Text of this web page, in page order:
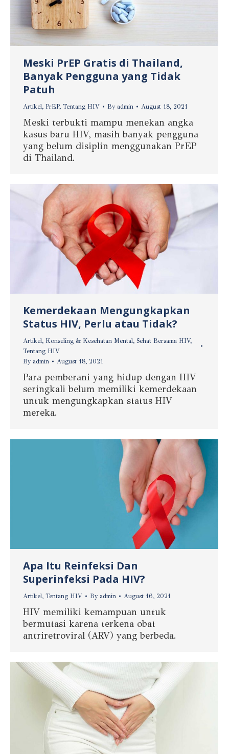
Meski PrEP Gratis di Thailand,
Banyak Pengguna yang Tidak
Patuh
Artikel, PrEP, Tentang HIV By admin August 18, 2021
Meski terbukti mampu menekan angka
kasus baru HIV, masih banyak pengguna
yang belum disiplin menggunakan PrEP
di Thailand.
Kemerdekaan Mengungkapkan
Status HIV, Perlu atau Tidak?
Artikel, Konseling & Kesehatan Mental, Sehat Bersama HIV,
Tentang HIV
By admin August 18, 2021
Para pemberani yang hidup dengan HIV
seringkali belum memiliki kemerdekaan
untuk mengungkapkan status HIV
mereka.
Apa Itu Reinfeksi Dan
Superinfeksi Pada HIV?
Artikel, Tentang HIV By admin August 16, 2021
HIV memiliki kemampuan untuk
bermutasi karena terkena obat
antriretroviral (ARV) yang berbeda.